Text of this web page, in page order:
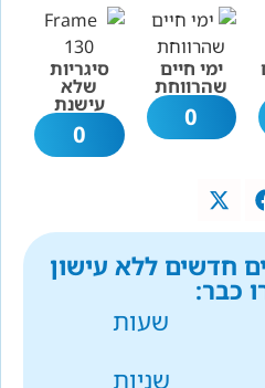
ימי חיים
שהרווחת
0
סיגריות
שלא
עישנת
0
חדשים ללא עישון
כבר:
שעות
שניות